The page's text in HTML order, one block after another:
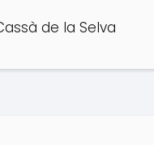
de la Selva